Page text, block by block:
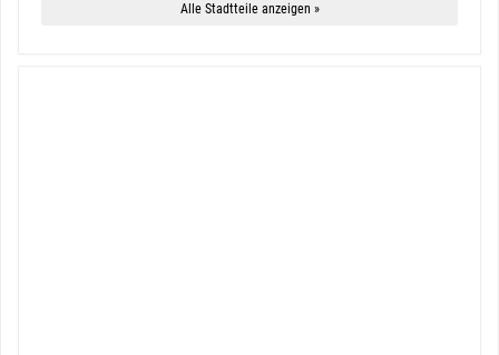
Alle Stadtteile anzeigen »